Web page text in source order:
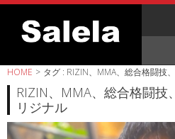
Skip
content
HOME > タグ : RIZIN、MMA、総合格闘技
RIZIN、MMA、総合格闘技
リジナル